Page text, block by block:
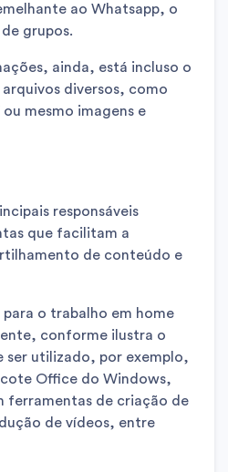
ao Whatsapp, o
grupos.
ainda, está incluso o
diversos, como
mesmo imagens e
responsáveis
que facilitam a
de conteúdo e
o trabalho em home
conforme ilustra o
ser utilizado, por exemplo,
Office do Windows,
ferramentas de criação de
de vídeos, entre